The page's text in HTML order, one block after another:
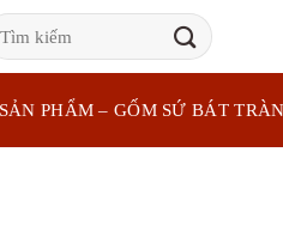
SẢN PHẨM – GỐM SỨ BÁT